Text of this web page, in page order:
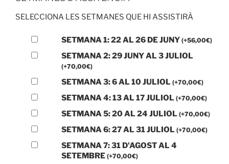
SELECCIONA LES SETMANES QUE HI ASSISTIRÀ
SETMANA 1: 22 AL 26 DE JUNY (+56,00€)
SETMANA 2: 29 JUNY AL 3 JULIOL
(+70,00€)
SETMANA 3: 6 AL 10 JULIOL (+70,00€)
SETMANA 4: 13 AL 17 JULIOL (+70,00€)
SETMANA 5: 20 AL 24 JULIOL (+70,00€)
SETMANA 6: 27 AL 31 JULIOL (+70,00€)
SETMANA 7: 31 D'AGOST AL 4
SETEMBRE (+70,00€)